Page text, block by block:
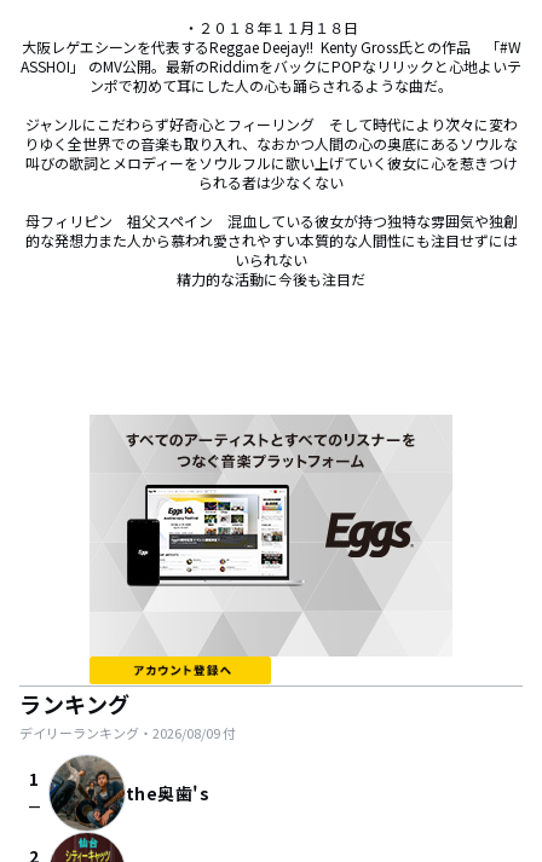
・２０１８年１１月１８日‬
大阪レゲエシーンを代表するReggae Deejay!!  Kenty Gross氏との作品　「#W
ASSHOI」 のMV公開。最新のRiddimをバックにPOPなリリックと心地よいテ
ンポで初めて耳にした人の心も踊らされるような曲だ。
ジャンルにこだわらず好奇心とフィーリング　そして時代により次々に変わ
りゆく全世界での音楽も取り入れ、なおかつ人間の心の奥底にあるソウルな
叫びの歌詞とメロディーをソウルフルに歌い上げていく彼女に心を惹きつけ
られる者は少なくない
母フィリピン　祖父スペイン　混血している彼女が持つ独特な雰囲気や独創
的な発想力また人から慕われ愛されやすい本質的な人間性にも注目せずには
いられない
精力的な活動に今後も注目だ
ランキング
デイリーランキング・ 2026/08/09付
1
check_indeterminate_small the奥歯's
2